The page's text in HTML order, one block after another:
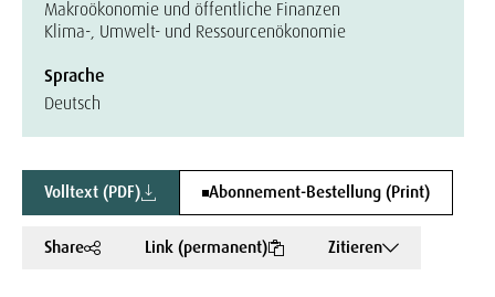
Makroökonomie und öffentliche Finanzen
Klima-, Umwelt- und Ressourcenökonomie
Sprache
Deutsch
Volltext (PDF) Abonnement-Bestellung (Print)
Share Link (permanent) Zitieren